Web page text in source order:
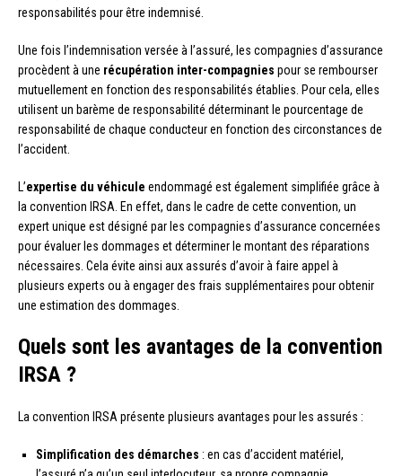
responsabilités pour être indemnisé.
Une fois l’indemnisation versée à l’assuré, les compagnies d’assurance
procèdent à une récupération inter-compagnies pour se rembourser
mutuellement en fonction des responsabilités établies. Pour cela, elles
utilisent un barème de responsabilité déterminant le pourcentage de
responsabilité de chaque conducteur en fonction des circonstances de
l’accident.
L’expertise du véhicule endommagé est également simplifiée grâce à
la convention IRSA. En effet, dans le cadre de cette convention, un
expert unique est désigné par les compagnies d’assurance concernées
pour évaluer les dommages et déterminer le montant des réparations
nécessaires. Cela évite ainsi aux assurés d’avoir à faire appel à
plusieurs experts ou à engager des frais supplémentaires pour obtenir
une estimation des dommages.
Quels sont les avantages de la convention
IRSA ?
La convention IRSA présente plusieurs avantages pour les assurés :
Simplification des démarches : en cas d’accident matériel,